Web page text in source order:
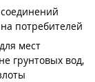
потребителей
мест
грунтовых вод,